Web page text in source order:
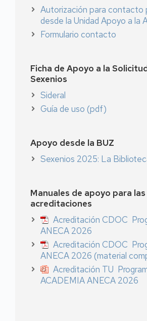
Autorización para contacto
desde la Unidad Apoyo a la
Formulario contacto
Ficha de Apoyo a la
Sexenios
Sideral
Guía de uso (pdf)
Apoyo desde la BUZ
Sexenios 2025: La
Manuales de apoyo para las
acreditaciones
Acreditación CDOC
ANECA 2026
Acreditación CDOC
ANECA 2026 (material
Acreditación TU
ACADEMIA ANECA 2026